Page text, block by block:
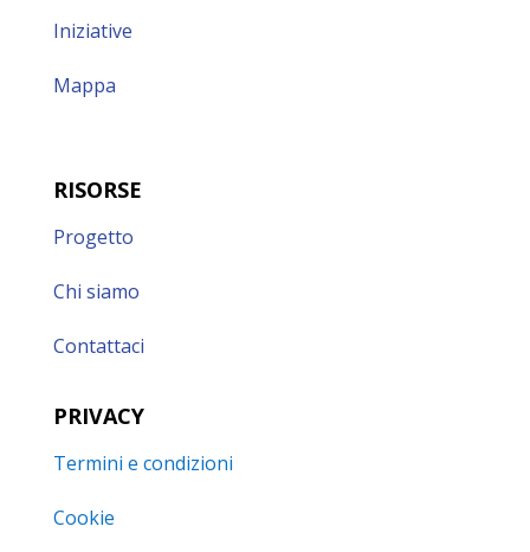
Iniziative
Mappa
RISORSE
Progetto
Chi siamo
Contattaci
PRIVACY
Termini e condizioni
Cookie